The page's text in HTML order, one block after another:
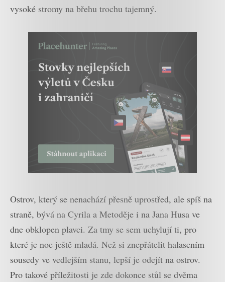
vysoké stromy na břehu trochu tajemný.
Ostrov, který se nenachází přesně uprostřed, ale spíš na
straně, bývá na Cyrila a Metoděje i na Jana Husa ve
dne obklopen plavci. Za tmy se sem uchylují ti, pro
které je noc ještě mladá. Než si znepřátelit halasením
sousedy ve vedlejším stanu, lepší je odejít na ostrov.
Pro takové příležitosti je zde dokonce stůl se dvěma